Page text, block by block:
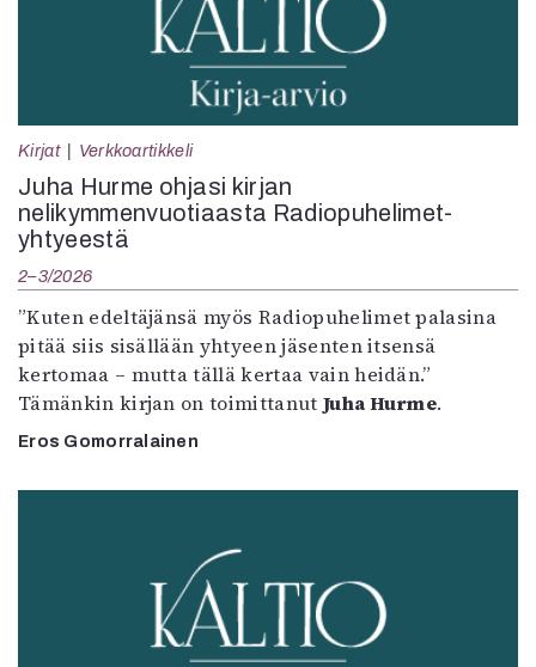
Kirjat Verkkoartikkeli
Juha Hurme ohjasi kirjan
nelikymmenvuotiaasta Radiopuhelimet-
yhtyeestä
2–3/2026
”Kuten edeltäjänsä myös Radiopuhelimet palasina
pitää siis sisällään yhtyeen jäsenten itsensä
kertomaa – mutta tällä kertaa vain heidän.”
Tämänkin kirjan on toimittanut Juha Hurme.
Eros Gomorralainen